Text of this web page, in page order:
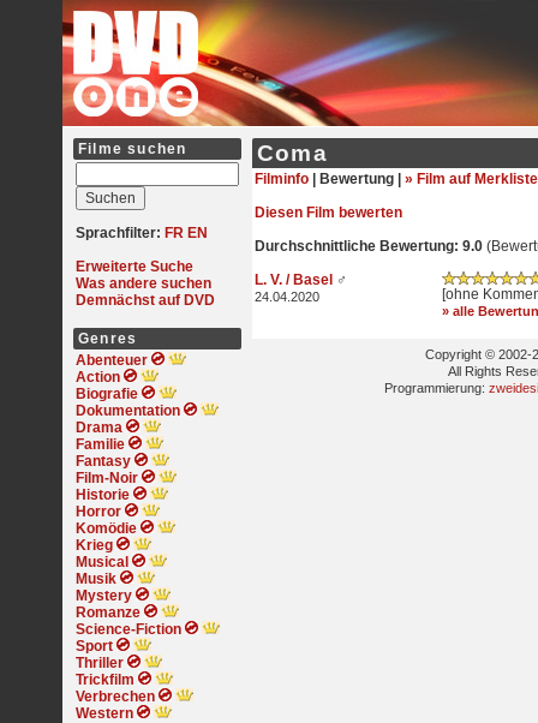
Filme suchen
Sprachfilter: FR EN
Erweiterte Suche
Was andere suchen
Demnächst auf DVD
Genres
Abenteuer
Action
Biografie
Dokumentation
Drama
Familie
Fantasy
Film-Noir
Historie
Horror
Komödie
Krieg
Musical
Musik
Mystery
Romanze
Science-Fiction
Sport
Thriller
Trickfilm
Verbrechen
Western
Coma
Filminfo Bewertung | » Film auf Merkliste
Diesen Film bewerten
Durchschnittliche Bewertung: 9.0
L. V. / Basel ♂
24.04.2020 [ohne
» alle
Copyright © 2002-
All Rights
Programmierung: